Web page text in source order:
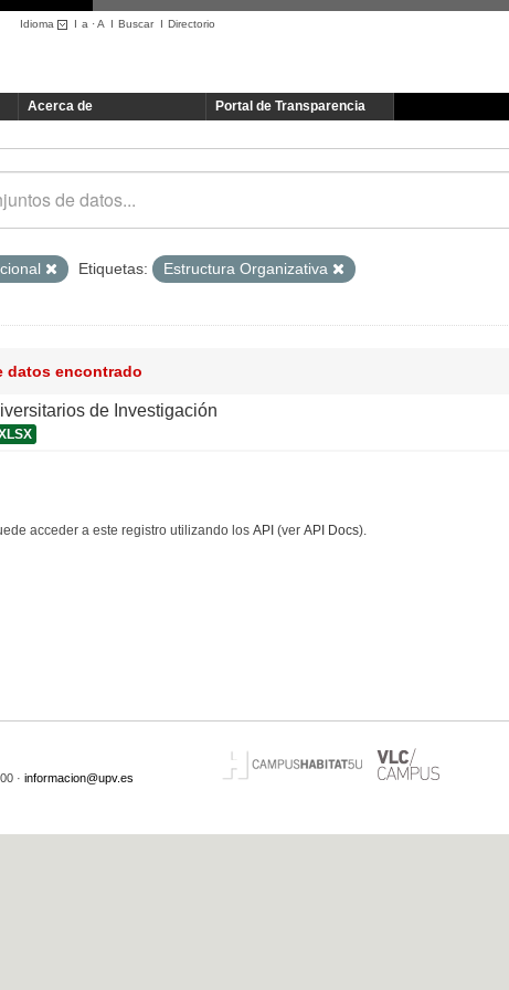
Idioma I a ·A I BuscarI Directorio
Acerca de Portal de Transparencia
Etiquetas: Estructura Organizativa
datos encontrado
de Investigación
acceder a este registro utilizando los API (ver API Docs).
· informacion@upv.es